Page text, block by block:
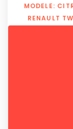
MODELE:
RENAULT